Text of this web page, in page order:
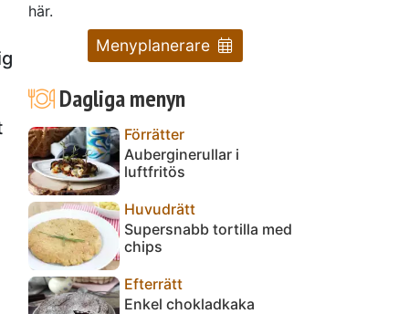
här.
Menyplanerare
Dagliga menyn
Förrätter
Auberginerullar i
luftfritös
Huvudrätt
Supersnabb tortilla med
chips
Efterrätt
Enkel chokladkaka